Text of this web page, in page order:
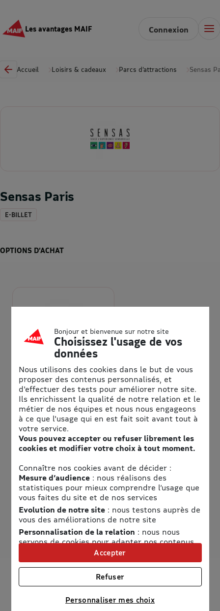
Les avantages MAIF Connexion
Accueil Loisirs & cadeaux Parcs d’attractions Sensas
Sensas Paris
E-BILLET
OPTIONS D’ACHAT
Informations pratiques
Adresse
Sensas Paris
11 Rue Lamarck
75018 Paris
Horaires
Voir les horaires
Accès
Voir le plan d'accès
Vivez une expérience sensorielle unique au monde !
Bonjour et bienvenue sur notre site
Choisissez l'usage de vos
données
Nous utilisons des cookies dans le but de vous
proposer des contenus personnalisés, et
d'effectuer des tests pour améliorer notre site.
Ils enrichissent la qualité de notre relation et le
métier de nos équipes et nous nous engageons
à ce que l'usage qui en est fait soit avant tout à
votre service.
Vous pouvez accepter ou refuser librement les
cookies et modifier votre choix à tout moment.
Connaître nos cookies avant de décider :
Mesure d’audience: nous réalisons des
statistiques pour mieux comprendre l’usage que
vous faites du site et de nos services
Evolution de notre site: nous testons auprès de
vous des améliorations de notre site
Personnalisation de la relation : nous nous
servons de cookies pour adapter nos contenus
et personnaliser nos offres
Univers publicitaire: nous utilisons avec nos
partenaires des cookies pour afficher des
publicités personnalisées
Connaître notre politique cookies et la liste de nos
Personnaliser mes choix
Refuser
Accepter